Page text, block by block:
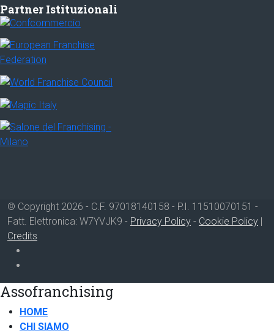
Partner Istituzionali
© Copyright 2026 - C.F. 97018140158 - P.I. 11510070151 -
Fatt. Elettronica: W7YVJK9 - Privacy Policy - Cookie Policy |
Credits
Assofranchising
HOME
CHI SIAMO